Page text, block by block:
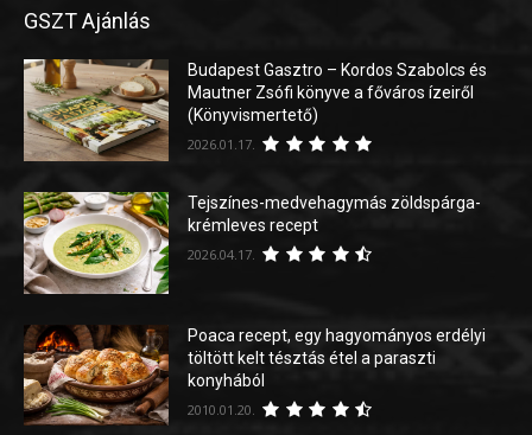
GSZT Ajánlás
Budapest Gasztro – Kordos Szabolcs és
Mautner Zsófi könyve a főváros ízeiről
(Könyvismertető)
2026.01.17.
Tejszínes-medvehagymás zöldspárga-
krémleves recept
2026.04.17.
Poaca recept, egy hagyományos erdélyi
töltött kelt tésztás étel a paraszti
konyhából
2010.01.20.